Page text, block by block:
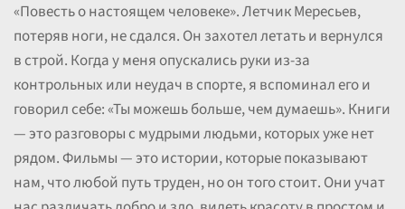
«Повесть о настоящем человеке». Летчик Мересьев,
потеряв ноги, не сдался. Он захотел летать и вернулся
в строй. Когда у меня опускались руки из-за
контрольных или неудач в спорте, я вспоминал его и
говорил себе: «Ты можешь больше, чем думаешь». Книги
— это разговоры с мудрыми людьми, которых уже нет
рядом. Фильмы — это истории, которые показывают
нам, что любой путь труден, но он того стоит. Они учат